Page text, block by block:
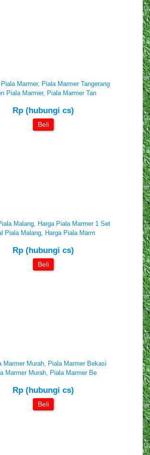
Piala Marmer, Piala Marmer Tan
Rp (hubungi cs)
Beli
Piala Malang, Harga Piala Marm
Rp (hubungi cs)
Beli
Marmer Murah, Piala Marmer Be
Rp (hubungi cs)
Beli